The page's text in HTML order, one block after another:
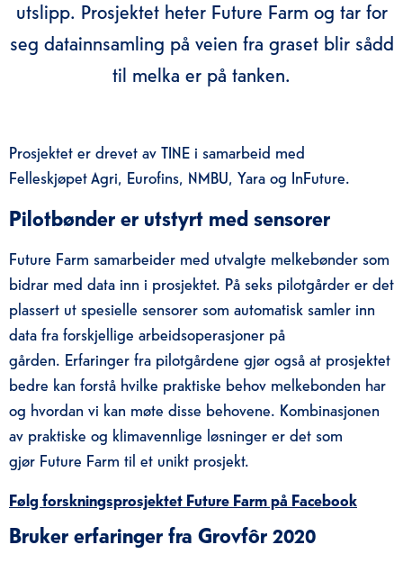
utslipp. Prosjektet heter Future Farm og tar for
seg datainnsamling på veien fra graset blir sådd
til melka er på tanken.
Prosjektet er drevet av TINE i samarbeid med
Felleskjøpet Agri, Eurofins, NMBU, Yara og InFuture.
Pilotbønder er utstyrt med sensorer
Future Farm samarbeider med utvalgte melkebønder som
bidrar med data inn i prosjektet. På seks pilotgårder er det
plassert ut spesielle sensorer som automatisk samler inn
data fra forskjellige arbeidsoperasjoner på
gården. Erfaringer fra pilotgårdene gjør også at prosjektet
bedre kan forstå hvilke praktiske behov melkebonden har
og hvordan vi kan møte disse behovene. Kombinasjonen
av praktiske og klimavennlige løsninger er det som
gjør Future Farm til et unikt prosjekt.
Følg forskningsprosjektet Future Farm på Facebook
Bruker erfaringer fra Grovfôr 2020